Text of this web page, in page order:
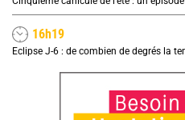
16h19